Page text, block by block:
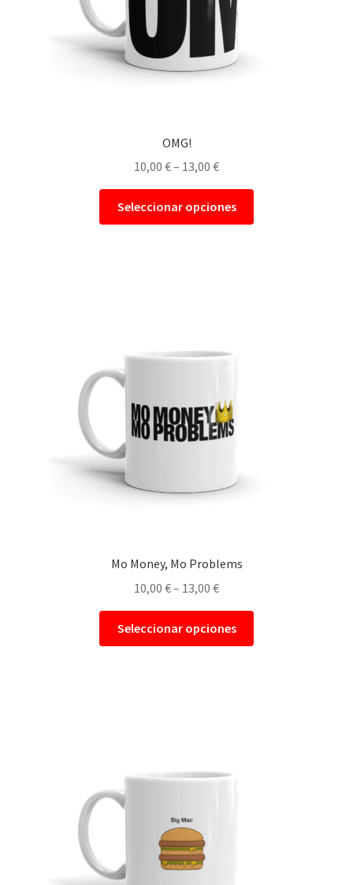
Política de Cookies
OMG!
10,00 €– 13,00 €
Seleccionar opciones
Mo Money, Mo Problems
10,00 €– 13,00 €
Seleccionar opciones